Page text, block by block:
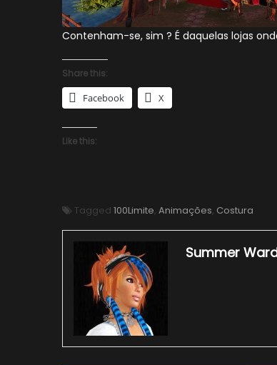
Contenham-se, sim ? É daquelas lojas
Share this:
Facebook X
Like this:
Tagged 100Limite, Animações, Costura
Summer